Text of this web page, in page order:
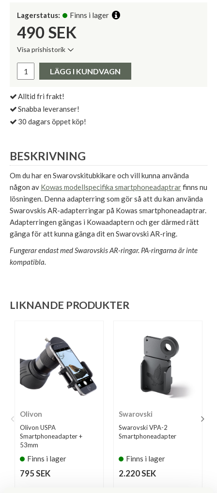
Lagerstatus: Finns i lager
490 SEK
Visa prishistorik
Pris:
LÄGG I KUNDVAGN
Alltid fri frakt!
Snabba leveranser!
30 dagars öppet köp!
BESKRIVNING
Om du har en Swarovskitubkikare och vill kunna använda
någon av Kowas modellspecifika smartphoneadaptrarfinns nu
lösningen. Denna adapterring som gör så att du kan använda
Swarovskis AR-adapterringar på Kowas smartphoneadaptrar.
Adapterringen gängas i Kowaadaptern och ger därmed rätt
gänga för att kunna gänga dit en Swarovski AR-ring.
Fungerar endast med Swarovskis AR-ringar. PA-ringarna är inte
kompatibla.
LIKNANDE PRODUKTER
Olivon
Olivon USPA
Smartphoneadapter +
53mm
Finns i lager
795 SEK
Swarovski
Swarovski VPA-2
Smartphoneadapter
Finns i lager
2.220 SEK